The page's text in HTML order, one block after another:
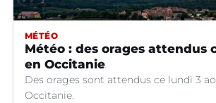
MÉTÉO
Météo : des orages attendus
en Occitanie
Des orages sont attendus ce lundi 3
Occitanie.